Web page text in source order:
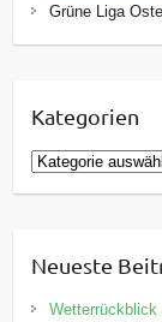
Grüne Liga
Kategorien
K
a
g
o
Neueste
Wetterrückblick